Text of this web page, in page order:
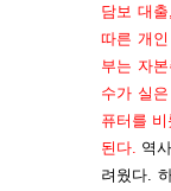
담보 대
따른 개
부는 자
수가 실
퓨터를
된다. 역
려웠다.